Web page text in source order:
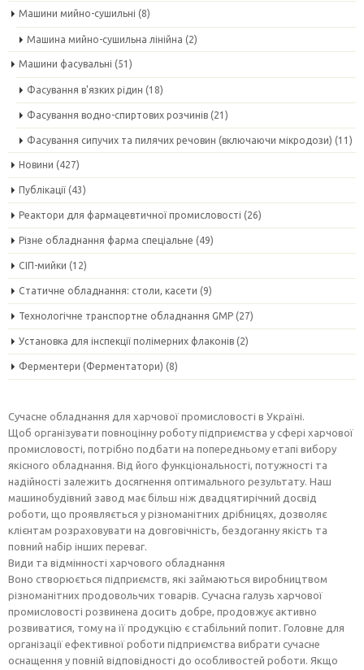
Машини мийно-сушильні (8)
Машина мийно-сушильна лінійна (2)
Машини фасувальні (51)
Фасування в'язких рідин (18)
Фасування водно-спиртових розчинів (21)
Фасування сипучих та пилячих речовин (включаючи мікродози) (11)
Новини (427)
Публікації (43)
Реактори для фармацевтичної промисловості (26)
Різне обладнання фарма спеціальне (49)
СІП-мийки (12)
Статичне обладнання: столи, касети (9)
Технологічне транспортне обладнання GMP (27)
Установка для інспекції полімерних флаконів (2)
Ферментери (Ферментатори) (8)
Сучасне обладнання для харчової промисловості в Україні.
Щоб організувати повноцінну роботу підприємства у сфері харчової
промисловості, потрібно подбати на попередньому етапі вибору
якісного обладнання. Від його функціональності, потужності та
надійності залежить досягнення оптимального результату. Наш
машинобудівний завод має більш ніж двадцятирічний досвід
роботи, що проявляється у різноманітних дрібницях, дозволяє
клієнтам розраховувати на довговічність, бездоганну якість та
повний набір інших переваг.
Види та відмінності харчового обладнання
Воно створюється підприємств, які займаються виробництвом
різноманітних продовольчих товарів. Сучасна галузь харчової
промисловості розвинена досить добре, продовжує активно
розвиватися, тому на її продукцію є стабільний попит. Головне для
організації ефективної роботи підприємства вибрати сучасне
оснащення у повній відповідності до особливостей роботи. Якщо